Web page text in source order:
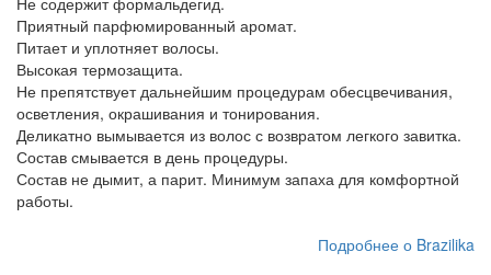
Приятный парфюмированный аромат.
Питает и уплотняет волосы.
Высокая термозащита.
Не препятствует дальнейшим процедурам обесцвечивания,
осветления, окрашивания и тонирования.
Деликатно вымывается из волос с возвратом легкого завитка.
Состав смывается в день процедуры.
Состав не дымит, а парит. Минимум запаха для комфортной
работы.
Подробнее о Brazilika